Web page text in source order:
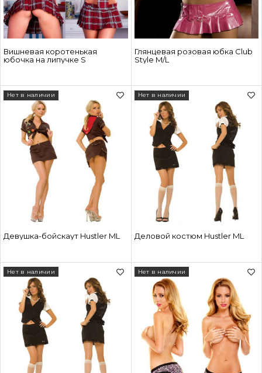
Вишневая коротенькая
юбочка на липучке S
Глянцевая розовая юбка Club
Style M/L
Девушка-бойскаут Hustler ML
Нет в наличии
Деловой костюм Hustler ML
Нет в наличии
Нет в наличии Нет в наличии